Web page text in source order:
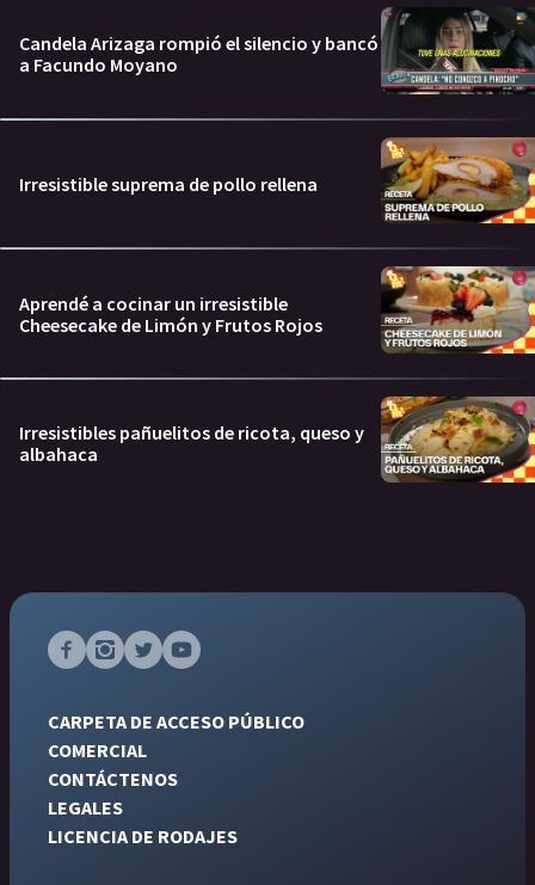
Candela Arizaga rompió el silencio y bancó
a Facundo Moyano
Irresistible suprema de pollo rellena
Aprendé a cocinar un irresistible
Cheesecake de Limón y Frutos Rojos
Irresistibles pañuelitos de ricota, queso y
albahaca
CARPETA DE ACCESO PÚBLICO
COMERCIAL
CONTÁCTENOS
LEGALES
LICENCIA DE RODAJES